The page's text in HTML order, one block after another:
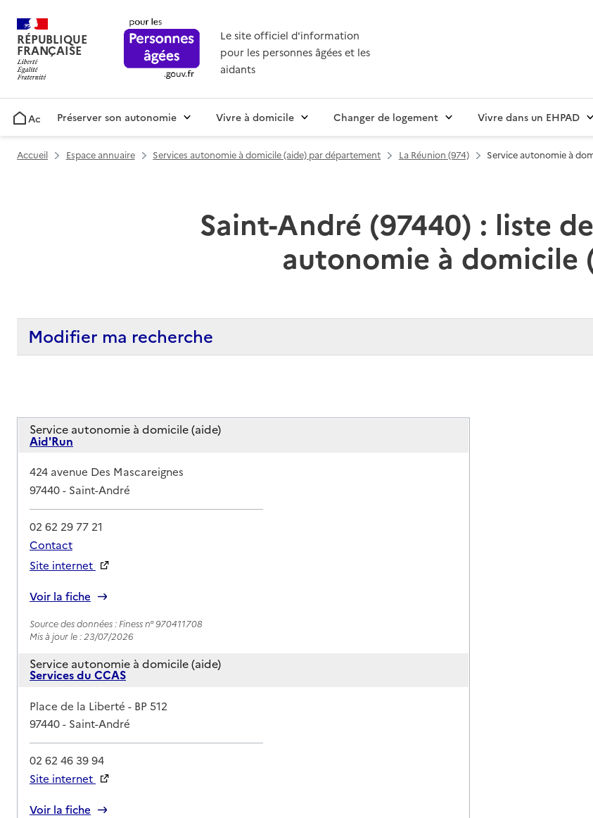
RÉPUBLIQUE
FRANÇAISE
Le site officiel d'information
pour les personnes âgées et les
aidants
AccueilPréserver son autonomie Vivre à domicile Changer de logement Vivre dans un EHPAD
Accueil Espace annuaire Services autonomie à domicile (aide) par département La Réunion (974) Service autonomie à
Saint-André (97440) : liste
autonomie à domicile
Modifier ma recherche
Service autonomie à domicile (aide)
Aid'Run
Adresse
424 avenue Des Mascareignes
97440- Saint-André
02 62 29 77 21
Contact
Site internet
Voir la fiche
Source des données : Finess n° 970411708
Mis à jour le : 23/07/2026
Service autonomie à domicile (aide)
Services du CCAS
Adresse
Place de la Liberté - BP 512
97440- Saint-André
02 62 46 39 94
Site internet
Voir la fiche